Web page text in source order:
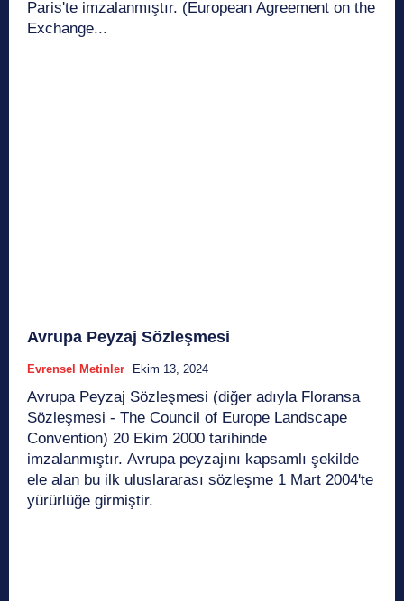
Paris'te imzalanmıştır. (European Agreement on the
Exchange...
Avrupa Peyzaj Sözleşmesi
Evrensel Metinler Ekim 13, 2024
Avrupa Peyzaj Sözleşmesi (diğer adıyla Floransa
Sözleşmesi - The Council of Europe Landscape
Convention) 20 Ekim 2000 tarihinde
imzalanmıştır. Avrupa peyzajını kapsamlı şekilde
ele alan bu ilk uluslararası sözleşme 1 Mart 2004'te
yürürlüğe girmiştir.